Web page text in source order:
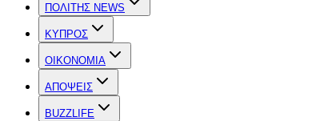
ΠΟΛΙΤΗΣ NEWS
ΚΥΠΡΟΣ
OIKONOMIA
ΑΠΟΨΕΙΣ
BUZZLIFE